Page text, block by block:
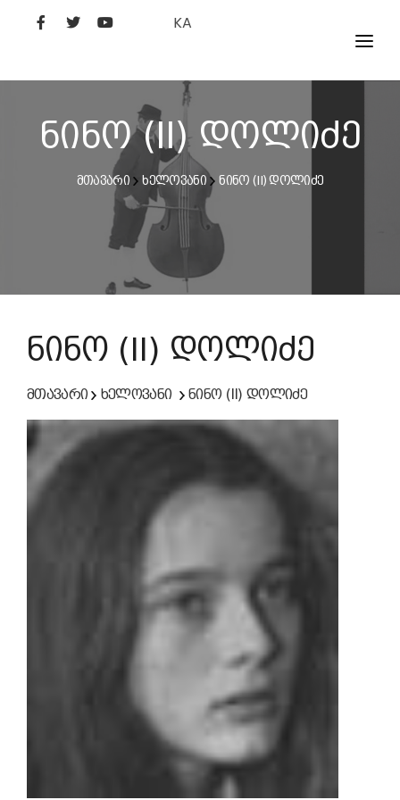
KA
ᲤᲘᲚᲛᲔᲑᲘ
ᲮᲔᲚᲝᲕᲐᲜᲘ
ᲙᲘᲜᲝᲡᲢᲣᲓᲘᲐ
ᲙᲘᲜᲝᲐᲙᲐᲓᲔᲛᲘᲐ
ნინო (II) დოლიძე
მთავარი ხელოვანი ნინო (II) დოლიძე
ნინო (II) დოლიძე
მთავარი ხელოვანი ნინო (II) დოლიძე